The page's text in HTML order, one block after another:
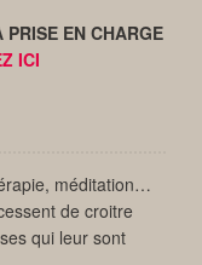
PRISE EN CHARGE
ICI
méditation…
de croitre
qui leur sont